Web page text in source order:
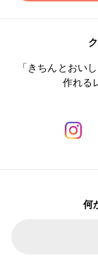
「きちんとおい
作れる
何